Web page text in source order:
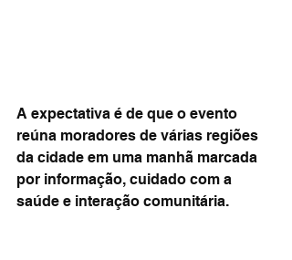
A expectativa é de que o evento
reúna moradores de várias regiões
da cidade em uma manhã marcada
por informação, cuidado com a
saúde e interação comunitária.